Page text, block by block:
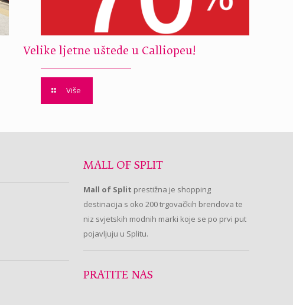
Velike ljetne uštede u Calliopeu!
Više
MALL OF SPLIT
Mall of Split prestižna je shopping
destinacija s oko 200 trgovačkih brendova te
niz svjetskih modnih marki koje se po prvi put
pojavljuju u Splitu.
PRATITE NAS